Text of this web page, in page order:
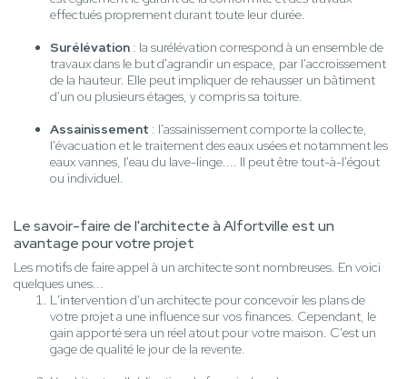
effectués proprement durant toute leur durée.
Surélévation : la surélévation correspond à un ensemble de
travaux dans le but d'agrandir un espace, par l'accroissement
de la hauteur. Elle peut impliquer de rehausser un bâtiment
d'un ou plusieurs étages, y compris sa toiture.
Assainissement : l'assainissement comporte la collecte,
l'évacuation et le traitement des eaux usées et notamment les
eaux vannes, l'eau du lave-linge.... Il peut être tout-à-l'égout
ou individuel.
Le savoir-faire de l'architecte à Alfortville est un
avantage pour votre projet
Les motifs de faire appel à un architecte sont nombreuses. En voici
quelques unes...
L'intervention d'un architecte pour concevoir les plans de
votre projet a une influence sur vos finances. Cependant, le
gain apporté sera un réel atout pour votre maison. C'est un
gage de qualité le jour de la revente.